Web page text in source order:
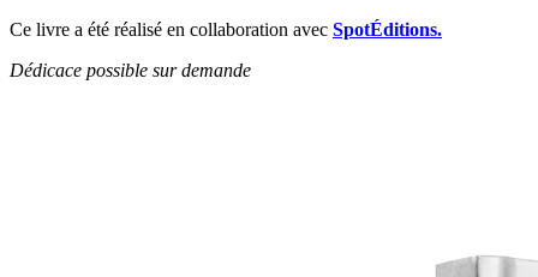
Ce livre a été réalisé en collaboration avec SpotÉditions.
Dédicace possible sur demande